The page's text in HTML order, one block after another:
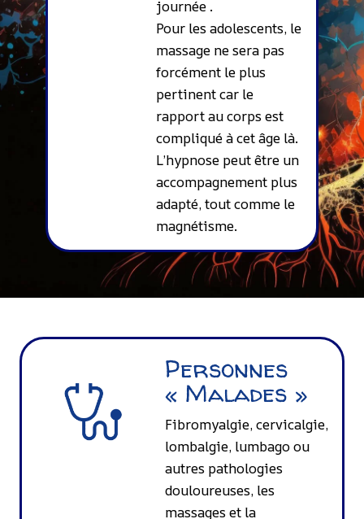
journée .
Pour les adolescents, le
massage ne sera pas
forcément le plus
pertinent car le
rapport au corps est
compliqué à cet âge là.
L’hypnose peut être un
accompagnement plus
adapté, tout comme le
magnétisme.
Personnes
« Malades »
Fibromyalgie, cervicalgie,
lombalgie, lumbago ou
autres pathologies
douloureuses, les
massages et la